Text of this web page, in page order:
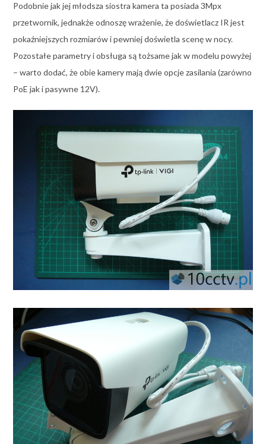
Podobnie jak jej młodsza siostra kamera ta posiada 3Mpx
przetwornik, jednakże odnoszę wrażenie, że doświetlacz IR jest
pokaźniejszych rozmiarów i pewniej doświetla scenę w nocy.
Pozostałe parametry i obsługa są tożsame jak w modelu powyżej
– warto dodać, że obie kamery mają dwie opcje zasilania (zarówno
PoE jak i pasywne 12V).